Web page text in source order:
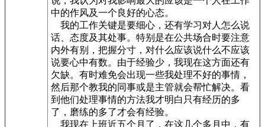
中的作风及一个良好的心态。
我的工作关键是要细心，还有学习对人怎么说
话、态度及其处事。特别是在公共场合时要注意
内外有别，把握分寸，对什么应该说什么不应该
说要心中有数。由于经验少，我现在这方面还有
欠缺。有时难免会出现一些我处理不好的事情，
然后那个教我的同事或是主管就会帮忙解决。看
到他们处理事情的方法我才明白只有经历的多
了，磨练的多了才会有经验。
我现在上班近五个月了，在这几个多月中，有